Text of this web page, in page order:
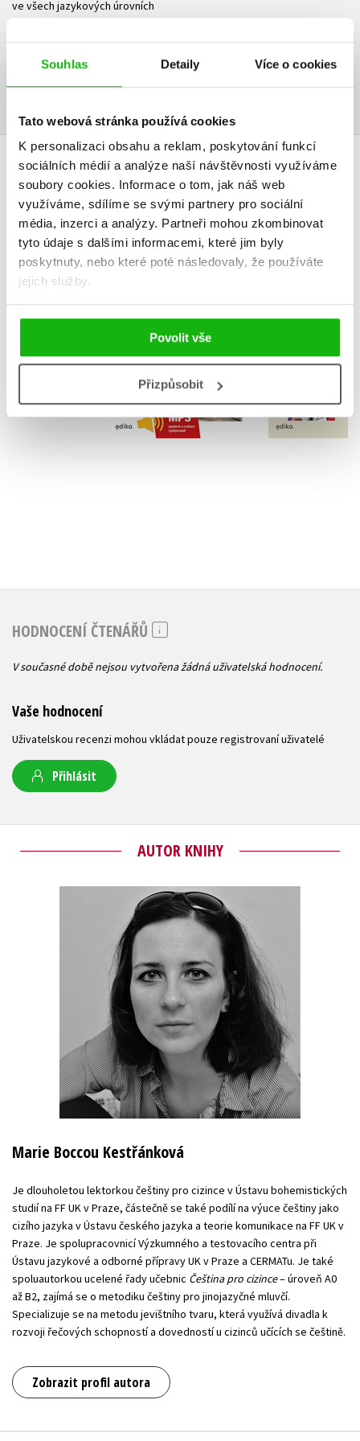
Souhlas Detaily Více o cookies
Tato webová stránka používá cookies
K personalizaci obsahu a reklam, poskytování funkcí
sociálních médií a analýze naší návštěvnosti využíváme
soubory cookies. Informace o tom, jak náš web
využíváme, sdílíme se svými partnery pro sociální
média, inzerci a analýzy. Partneři mohou zkombinovat
tyto údaje s dalšími informacemi, které jim byly
poskytnuty, nebo které poté následovaly, že používáte
jejich služby.
Povolit vše
Přizpůsobit
ve všech jazykových úrovních
Ke stažení
DALŠÍ TITULY Z ŘADY "ČEŠTINA PRO CIZINCE"
Čeština pro cizince
C1 - učebnice
Kestřánková
,
Kolektiv
,
Kateřina Vodičková
Antoni Ludwicki
C1 -
,
Kateřina
,
HODNOCENÍ ČTENÁŘŮ
V současné době nejsou vytvořena žádná uživatelská hodnocení.
Vaše hodnocení
Uživatelskou recenzi mohou vkládat pouze registrovaní uživatelé
Přihlásit
AUTOR KNIHY
Marie Boccou Kestřánková
Je dlouholetou lektorkou češtiny pro cizince v Ústavu bohemistických
studií na FF UK v Praze, částečně se také podílí na výuce češtiny jako
cizího jazyka v Ústavu českého jazyka a teorie komunikace na FF UK v
Praze. Je spolupracovnicí Výzkumného a testovacího centra při
Ústavu jazykové a odborné přípravy UK v Praze a CERMATu. Je také
spoluautorkou ucelené řady učebnic Čeština pro cizince– úroveň A0
až B2, zajímá se o metodiku češtiny pro jinojazyčné mluvčí.
Specializuje se na metodu jevištního tvaru, která využívá divadla k
rozvoji řečových schopností a dovedností u cizinců učících se češtině.
Zobrazit profil autora